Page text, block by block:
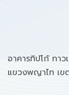
อาคารทิปโก้ ทา
แขวงพญาไท เ